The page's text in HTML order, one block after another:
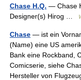
Chase H.Q. — Chase
Designer(s) Hirog …
Chase — ist ein
(Name) eine US
Bank eine Rockband,
Comicserie, siehe
Hersteller von